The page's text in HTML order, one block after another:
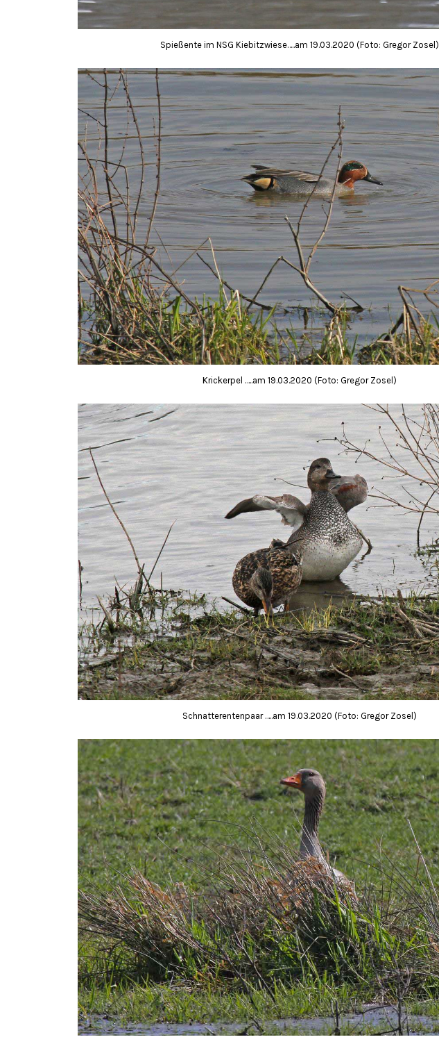
Spießente im NSG Kiebitzwiese…..am 19.03.2020 (Foto: Gregor Zosel)
Krickerpel …..am 19.03.2020 (Foto: Gregor Zosel)
Schnatterentenpaar …..am 19.03.2020 (Foto: Gregor Zosel)